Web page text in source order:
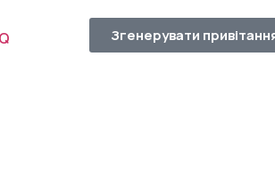
Згенерувати